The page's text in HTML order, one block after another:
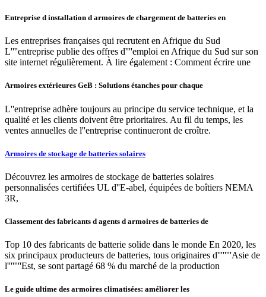
Entreprise d installation d armoires de chargement de batteries en
Les entreprises françaises qui recrutent en Afrique du Sud
L''''entreprise publie des offres d''''emploi en Afrique du Sud sur son
site internet régulièrement. À lire également : Comment écrire une
Armoires extérieures GeB : Solutions étanches pour chaque
L''entreprise adhère toujours au principe du service technique, et la
qualité et les clients doivent être prioritaires. Au fil du temps, les
ventes annuelles de l''entreprise continueront de croître.
Armoires de stockage de batteries solaires
Découvrez les armoires de stockage de batteries solaires
personnalisées certifiées UL d''E-abel, équipées de boîtiers NEMA
3R,
Classement des fabricants d agents d armoires de batteries de
Top 10 des fabricants de batterie solide dans le monde En 2020, les
six principaux producteurs de batteries, tous originaires d''''''''Asie de
l''''''''Est, se sont partagé 68 % du marché de la production
Le guide ultime des armoires climatisées: améliorer les